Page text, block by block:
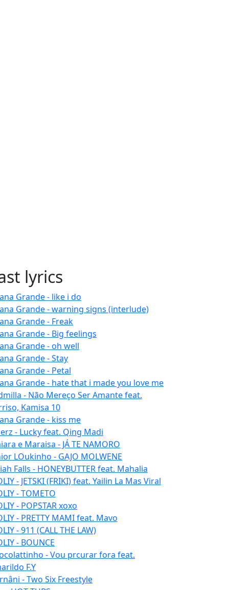
lyrics
Grande - like i do
Grande - warning signs (interlude)
Grande - Freak
Grande - Big feelings
Grande - oh well
Grande - Stay
Grande - Petal
Grande - hate that i made you love me
- Não Mereço Ser Amante feat.
Kamisa 10
Grande - kiss me
- Lucky feat. Qing Madi
e Maraisa - JÁ TE NAMORO
LOukinho - GAJO MOLWENE
Falls - HONEYBUTTER feat. Mahalia
- JETSKI (FRIKI) feat. Yailin La Mas Viral
- TOMETO
- POPSTAR xoxo
- PRETTY MAMI feat. Mavo
- 911 (CALL THE LAW)
- BOUNCE
- Vou prcurar fora feat.
F.Y
- Two Six Freestyle